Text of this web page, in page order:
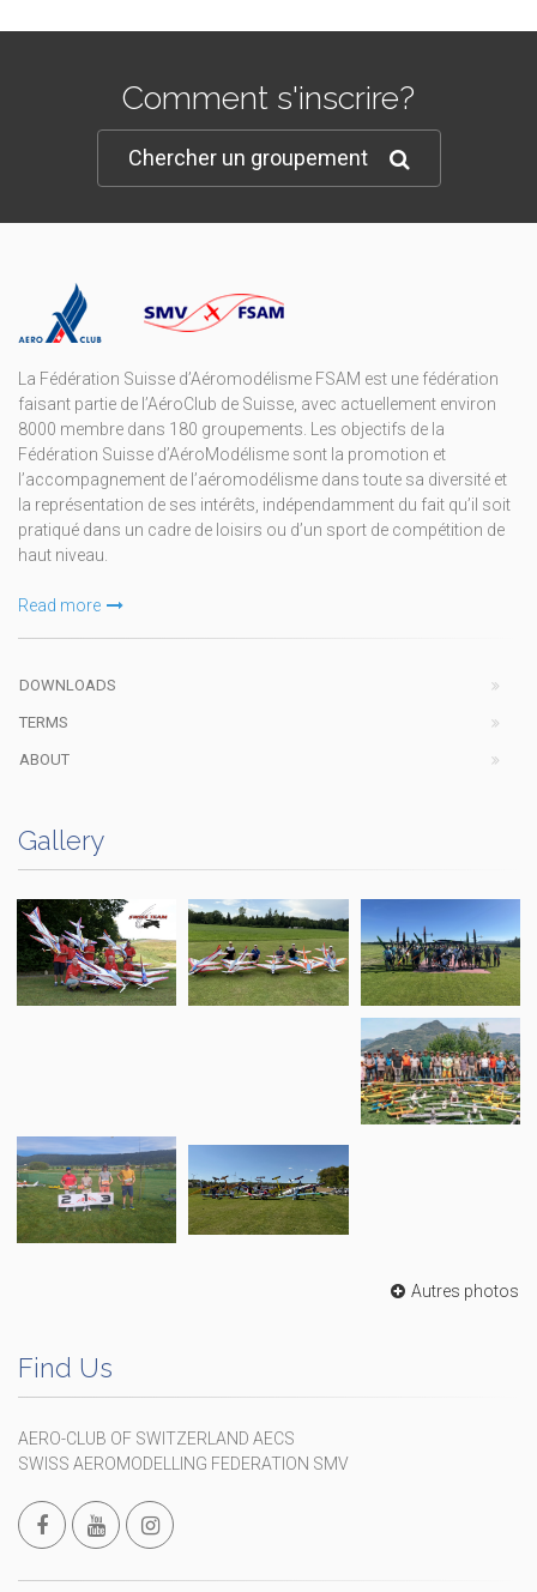
Comment s'inscrire?
Chercher un groupement
La Fédération Suisse d’Aéromodélisme FSAM est une fédération
faisant partie de l’AéroClub de Suisse, avec actuellement environ
8000 membre dans 180 groupements. Les objectifs de la
Fédération Suisse d’AéroModélisme sont la promotion et
l’accompagnement de l’aéromodélisme dans toute sa diversité et
la représentation de ses intérêts, indépendamment du fait qu’il soit
pratiqué dans un cadre de loisirs ou d’un sport de compétition de
haut niveau.
Read more
DOWNLOADS
TERMS
ABOUT
Gallery
Autres photos
Find Us
AERO-CLUB OF SWITZERLAND AECS
SWISS AEROMODELLING FEDERATION SMV